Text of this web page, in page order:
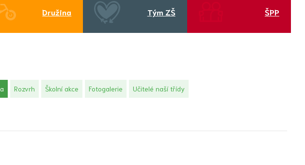
Družina Tým ZŠ ŠPP
(aktuální)
Rozvrh Školní akce Fotogalerie Učitelé naší třídy